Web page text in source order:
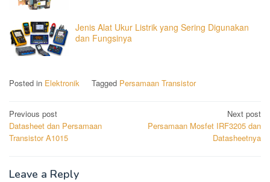
Jenis Alat Ukur Listrik yang Sering Digunakan
dan Fungsinya
Posted in Elektronik Tagged Persamaan Transistor
Post
navigation
Previous post
Datasheet dan Persamaan
Transistor A1015
Next post
Persamaan Mosfet IRF3205 dan
Datasheetnya
Leave a Reply